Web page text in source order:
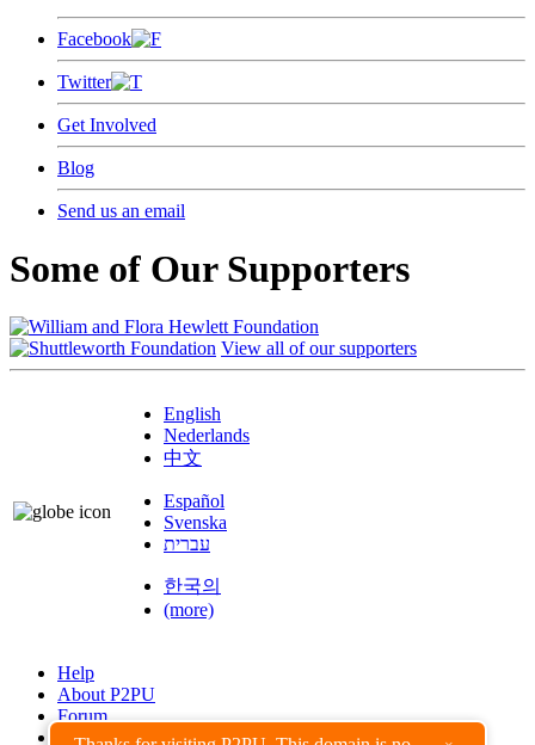
Facebook
Twitter
Get Involved
Blog
Send us an email
Some of Our Supporters
View all of our supporters
English
Nederlands
中文
Español
Svenska
עברית
한국의
(more)
Help
About P2PU
Forum
Found a Bug?